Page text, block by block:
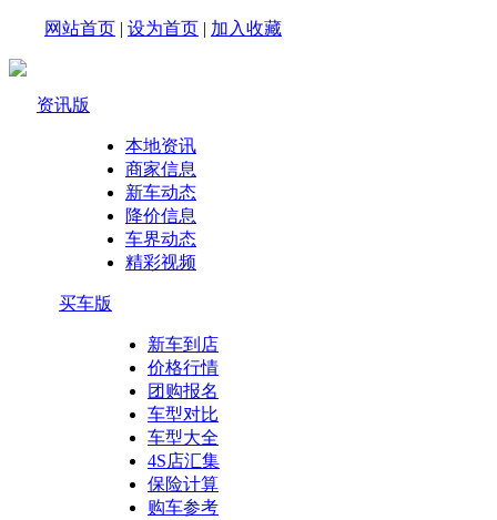
网站首页 | 设为首页 | 加入收藏
资讯版
本地资讯
商家信息
新车动态
降价信息
车界动态
精彩视频
买车版
新车到店
价格行情
团购报名
车型对比
车型大全
4S店汇集
保险计算
购车参考